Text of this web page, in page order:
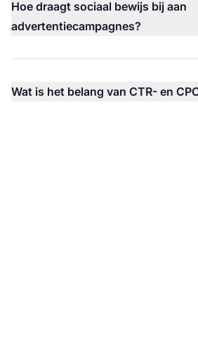
Hoe draagt sociaal bewijs bij aan
advertentiecampagnes?
Wat is het belang van CTR- en